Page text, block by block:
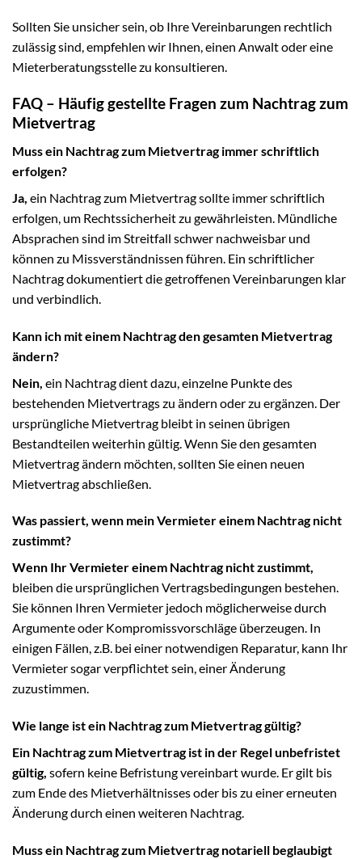
Sollten Sie unsicher sein, ob Ihre Vereinbarungen rechtlich
zulässig sind, empfehlen wir Ihnen, einen Anwalt oder eine
Mieterberatungsstelle zu konsultieren.
FAQ – Häufig gestellte Fragen zum Nachtrag zum
Mietvertrag
Muss ein Nachtrag zum Mietvertrag immer schriftlich
erfolgen?
Ja, ein Nachtrag zum Mietvertrag sollte immer schriftlich
erfolgen, um Rechtssicherheit zu gewährleisten. Mündliche
Absprachen sind im Streitfall schwer nachweisbar und
können zu Missverständnissen führen. Ein schriftlicher
Nachtrag dokumentiert die getroffenen Vereinbarungen klar
und verbindlich.
Kann ich mit einem Nachtrag den gesamten Mietvertrag
ändern?
Nein, ein Nachtrag dient dazu, einzelne Punkte des
bestehenden Mietvertrags zu ändern oder zu ergänzen. Der
ursprüngliche Mietvertrag bleibt in seinen übrigen
Bestandteilen weiterhin gültig. Wenn Sie den gesamten
Mietvertrag ändern möchten, sollten Sie einen neuen
Mietvertrag abschließen.
Was passiert, wenn mein Vermieter einem Nachtrag nicht
zustimmt?
Wenn Ihr Vermieter einem Nachtrag nicht zustimmt,
bleiben die ursprünglichen Vertragsbedingungen bestehen.
Sie können Ihren Vermieter jedoch möglicherweise durch
Argumente oder Kompromissvorschläge überzeugen. In
einigen Fällen, z.B. bei einer notwendigen Reparatur, kann Ihr
Vermieter sogar verpflichtet sein, einer Änderung
zuzustimmen.
Wie lange ist ein Nachtrag zum Mietvertrag gültig?
Ein Nachtrag zum Mietvertrag ist in der Regel unbefristet
gültig, sofern keine Befristung vereinbart wurde. Er gilt bis
zum Ende des Mietverhältnisses oder bis zu einer erneuten
Änderung durch einen weiteren Nachtrag.
Muss ein Nachtrag zum Mietvertrag notariell beglaubigt